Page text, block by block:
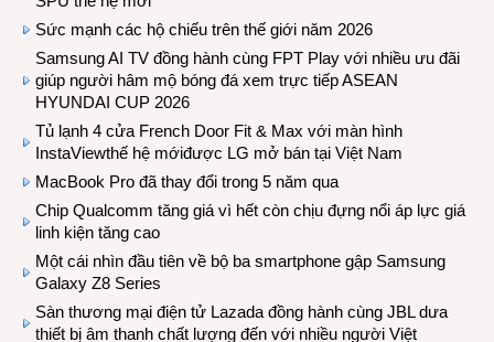
Sức mạnh các hộ chiếu trên thế giới năm 2026
Samsung AI TV đồng hành cùng FPT Play với nhiều ưu đãi
giúp người hâm mộ bóng đá xem trực tiếp ASEAN
HYUNDAI CUP 2026
Tủ lạnh 4 cửa French Door Fit & Max với màn hình
InstaViewthế hệ mớiđược LG mở bán tại Việt Nam
MacBook Pro đã thay đổi trong 5 năm qua
Chip Qualcomm tăng giá vì hết còn chịu đựng nổi áp lực giá
linh kiện tăng cao
Một cái nhìn đầu tiên về bộ ba smartphone gập Samsung
Galaxy Z8 Series
Sàn thương mại điện tử Lazada đồng hành cùng JBL dưa
thiết bị âm thanh chất lượng đến với nhiều người Việt